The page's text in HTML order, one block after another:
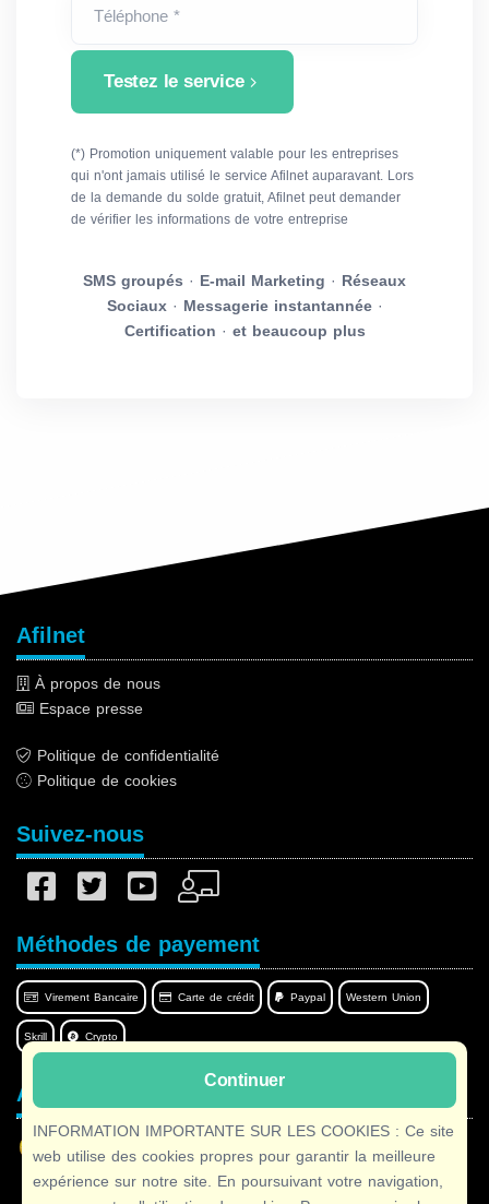
Téléphone *
Testez le service
(*) Promotion uniquement valable pour les entreprises
qui n'ont jamais utilisé le service Afilnet auparavant. Lors
de la demande du solde gratuit, Afilnet peut demander
de vérifier les informations de votre entreprise
SMS groupés · E-mail Marketing · Réseaux
Sociaux· Messagerie instantannée·
Certification · et beaucoup plus
Continuer
INFORMATION IMPORTANTE SUR LES COOKIES : Ce site
web utilise des cookies propres pour garantir la meilleure
expérience sur notre site. En poursuivant votre navigation,
Afilnet
À propos de nous
Espace presse
Politique de confidentialité
Politique de cookies
Suivez-nous
Méthodes de payement
Virement Bancaire Carte de crédit Paypal Western Union
Skrill Crypto
Afilnet dans votre langue